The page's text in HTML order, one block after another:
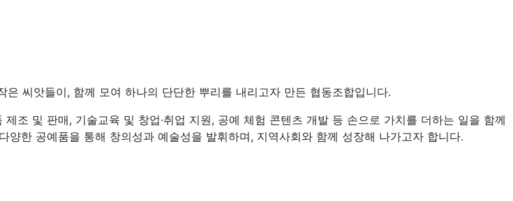
은 씨앗들이, 함께 모여 하나의 단단한 뿌리를 내리고자 만든 협동조합입니다.
조 및 판매, 기술교육 및 창업·취업 지원, 공예 체험 콘텐츠 개발 등 손으로 가치를 더하는 일을 함께
한 공예품을 통해 창의성과 예술성을 발휘하며, 지역사회와 함께 성장해 나가고자 합니다.